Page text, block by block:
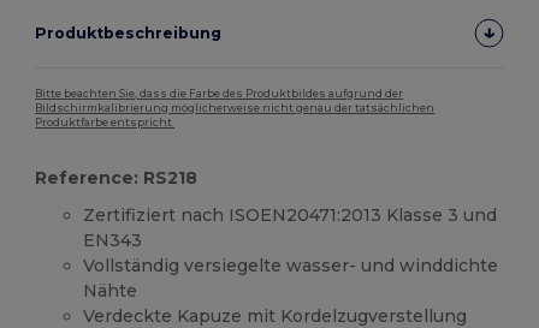
Produktbeschreibung
Bitte beachten Sie, dass die Farbe des Produktbildes aufgrund der
Bildschirmkalibrierung möglicherweise nicht genau der tatsächlichen
Produktfarbe entspricht.
Reference: RS218
Zertifiziert nach ISOEN20471:2013 Klasse 3 und
EN343
Vollständig versiegelte wasser- und winddichte
Nähte
Verdeckte Kapuze mit Kordelzugverstellung